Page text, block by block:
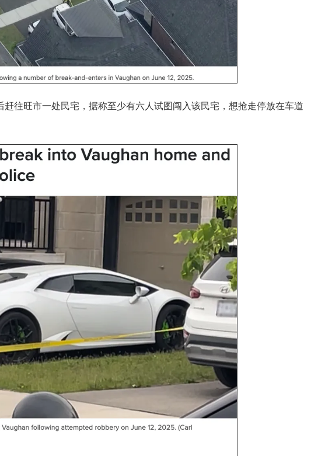
往旺市一处民宅，据称至少有六人试图闯入该民宅，想抢走停放在车道